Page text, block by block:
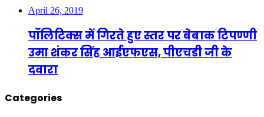
April 26, 2019
पॉलिटिक्स में गिरते हुए स्तर पर बेबाक टिपण्णी
उमा शंकर सिंह आईएफएस, पीएचडी जी के
दवारा
Categories